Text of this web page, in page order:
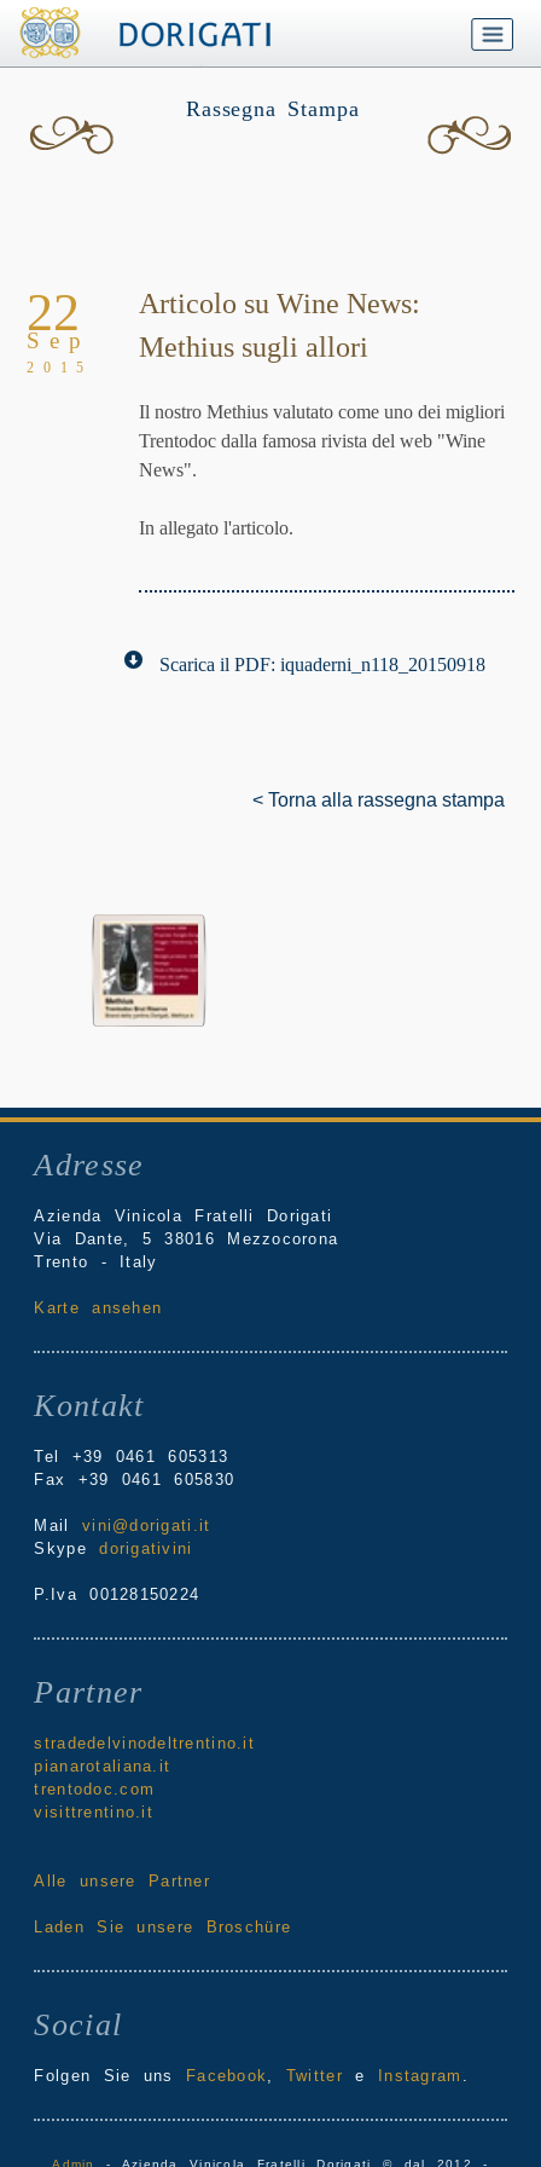
Rassegna Stampa
22
Sep
2015
Articolo su Wine News:
Methius sugli allori
Il nostro Methius valutato come uno dei migliori
Trentodoc dalla famosa rivista del web "Wine
News".
In allegato l'articolo.
Scarica il PDF: iquaderni_n118_20150918
< Torna alla rassegna stampa
Adresse
Azienda Vinicola Fratelli Dorigati
Via Dante, 5 38016 Mezzocorona
Trento - Italy
Karte ansehen
Kontakt
Tel +39 0461 605313
Fax +39 0461 605830
Mail vini@dorigati.it
Skypedorigativini
P.Iva 00128150224
Partner
stradedelvinodeltrentino.it
pianarotaliana.it
trentodoc.com
visittrentino.it
Alle unsere Partner
Laden Sie unsere Broschüre
Social
Folgen Sie uns Facebook, Twitter e Instagram .
Admin - Azienda Vinicola Fratelli Dorigati © dal 2012 -